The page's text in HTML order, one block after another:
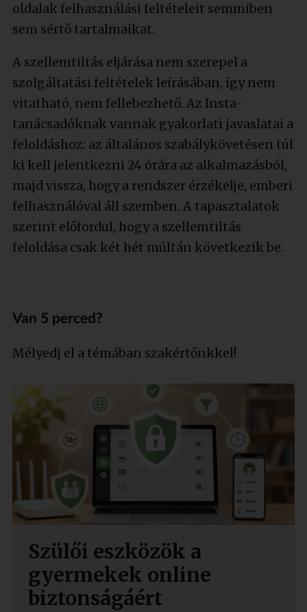
oldalak felhasználási feltételeit semmiben
sem sértő tartalmaikat.
A szellemtiltás eljárása nem szerepel a
szolgáltatási feltételek leírásában, így nem
vitatható, nem fellebezhető. Az Insta-
tanácsadóknak vannak gyakorlati javaslatai a
feloldáshoz: az általános szabálykövetésen túl
ki kell jelentkezni 24 órára az alkalmazásból,
majd vissza, hogy a rendszer érzékelje, emberi
felhasználóval áll szemben. A tapasztalatok
szerint előfordul, hogy a szellemtiltás
feloldása csak két hét múltán következik be.
Van 5 perced?
Mélyedj el a témában szakértőnkkel!
Szülői eszközök a
gyermekek online
biztonságáért